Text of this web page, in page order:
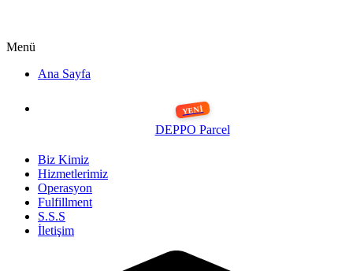
Menü
Ana Sayfa
DEPPO Parcel
Biz Kimiz
Hizmetlerimiz
Operasyon
Fulfillment
S.S.S
İletişim